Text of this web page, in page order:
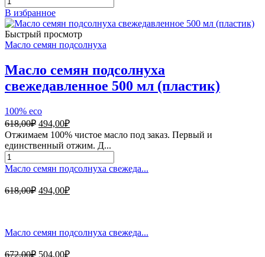
товара
Масло
семян
подсолнуха
свежедавленное
500
мл
(стекло)
В избранное
Быстрый просмотр
Масло семян подсолнуха
Масло семян подсолнуха
свежедавленное 500 мл (пластик)
100% eco
618,00₽ Первоначальная
цена
составляла
618,00₽.
494,00₽Текущая
цена:
494,00₽.
Отжимаем 100% чистое масло под заказ. Первый и
единственный отжим. Д...
Количество
товара
семян
подсолнуха
мл
Масло семян подсолнуха свежеда...
618,00₽ Первоначальная
494,00₽Текущая
Масло семян подсолнуха свежеда...
672,00₽ Первоначальная
504,00₽Текущая